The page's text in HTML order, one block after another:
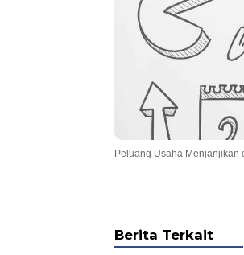
Peluang Usaha Menjanjikan
Berita Terkait